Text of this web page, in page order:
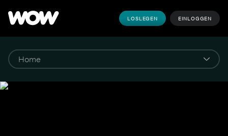
LOSLEGEN EINLOGGEN